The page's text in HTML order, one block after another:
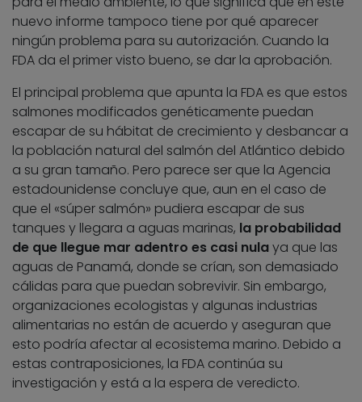
nuevo informe tampoco tiene por qué aparecer
ningún problema para su autorización. Cuando la
FDA da el primer visto bueno, se dar la aprobación.
El principal problema que apunta la FDA es que estos
salmones modificados genéticamente puedan
escapar de su hábitat de crecimiento y desbancar a
la población natural del salmón del Atlántico debido
a su gran tamaño. Pero parece ser que la Agencia
estadounidense concluye que, aun en el caso de
que el «súper salmón» pudiera escapar de sus
tanques y llegara a aguas marinas, la probabilidad
de que llegue mar adentro es casi nulaya que las
aguas de Panamá, donde se crían, son demasiado
cálidas para que puedan sobrevivir. Sin embargo,
organizaciones ecologistas y algunas industrias
alimentarias no están de acuerdo y aseguran que
esto podría afectar al ecosistema marino. Debido a
estas contraposiciones, la FDA continúa su
investigación y está a la espera de veredicto.